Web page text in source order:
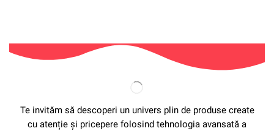
Te invităm să descoperi un univers plin de produse create
cu atenție și pricepere folosind tehnologia avansată a